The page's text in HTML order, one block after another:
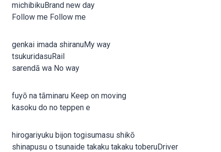
michibikuBrand new day
Follow me Follow me
genkai imada shiranuMy way
tsukuridasuRail
sarendā wa No way
fuyō na tāminaru Keep on moving
kasoku do no teppen e
hirogariyuku bijon togisumasu shikō
shinapusu o tsunaide takaku takaku toberuDriver